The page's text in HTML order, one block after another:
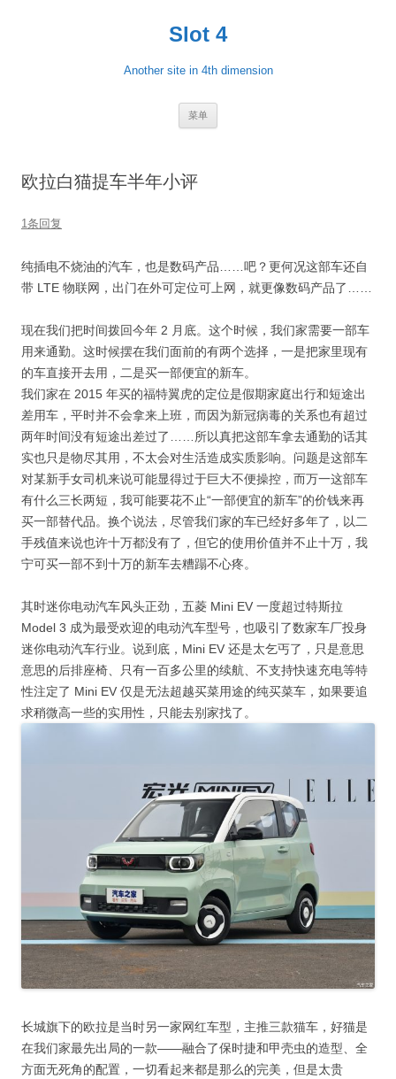
Slot 4
Another site in 4th dimension
菜单
欧拉白猫提车半年小评
1条回复
纯插电不烧油的汽车，也是数码产品……吧？更何况这部车还自
带 LTE 物联网，出门在外可定位可上网，就更像数码产品了……
现在我们把时间拨回今年 2 月底。这个时候，我们家需要一部车
用来通勤。这时候摆在我们面前的有两个选择，一是把家里现有
的车直接开去用，二是买一部便宜的新车。
我们家在 2015 年买的福特翼虎的定位是假期家庭出行和短途出
差用车，平时并不会拿来上班，而因为新冠病毒的关系也有超过
两年时间没有短途出差过了……所以真把这部车拿去通勤的话其
实也只是物尽其用，不太会对生活造成实质影响。问题是这部车
对某新手女司机来说可能显得过于巨大不便操控，而万一这部车
有什么三长两短，我可能要花不止“一部便宜的新车”的价钱来再
买一部替代品。换个说法，尽管我们家的车已经好多年了，以二
手残值来说也许十万都没有了，但它的使用价值并不止十万，我
宁可买一部不到十万的新车去糟蹋不心疼。
其时迷你电动汽车风头正劲，五菱 Mini EV 一度超过特斯拉
Model 3 成为最受欢迎的电动汽车型号，也吸引了数家车厂投身
迷你电动汽车行业。说到底，Mini EV 还是太乞丐了，只是意思
意思的后排座椅、只有一百多公里的续航、不支持快速充电等特
性注定了 Mini EV 仅是无法超越买菜用途的纯买菜车，如果要追
求稍微高一些的实用性，只能去别家找了。
长城旗下的欧拉是当时另一家网红车型，主推三款猫车，好猫是
在我们家最先出局的一款——融合了保时捷和甲壳虫的造型、全
方面无死角的配置，一切看起来都是那么的完美，但是太贵